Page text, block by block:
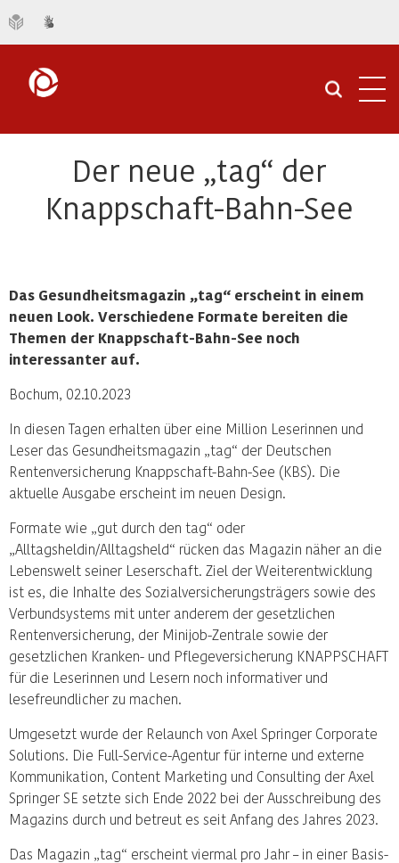
Der neue „tag“ der
Knappschaft-Bahn-See
Das Gesundheitsmagazin „tag“ erscheint in einem
neuen Look. Verschiedene Formate bereiten die
Themen der Knappschaft-Bahn-See noch
interessanter auf.
Bochum, 02.10.2023
In diesen Tagen erhalten über eine Million Leserinnen und
Leser das Gesundheitsmagazin „tag“ der Deutschen
Rentenversicherung Knappschaft-Bahn-See (KBS). Die
aktuelle Ausgabe erscheint im neuen Design.
Formate wie „gut durch den tag“ oder
„Alltagsheldin/Alltagsheld“ rücken das Magazin näher an die
Lebenswelt seiner Leserschaft. Ziel der Weiterentwicklung
ist es, die Inhalte des Sozialversicherungsträgers sowie des
Verbundsystems mit unter anderem der gesetzlichen
Rentenversicherung, der Minijob-Zentrale sowie der
gesetzlichen Kranken- und Pflegeversicherung KNAPPSCHAFT
für die Leserinnen und Lesern noch informativer und
lesefreundlicher zu machen.
Umgesetzt wurde der Relaunch von Axel Springer Corporate
Solutions. Die Full-Service-Agentur für interne und externe
Kommunikation, Content Marketing und Consulting der Axel
Springer SE setzte sich Ende 2022 bei der Ausschreibung des
Magazins durch und betreut es seit Anfang des Jahres 2023.
Das Magazin „tag“ erscheint viermal pro Jahr – in einer Basis-